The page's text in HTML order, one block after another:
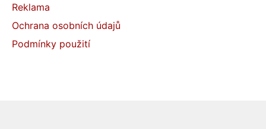
Reklama
Ochrana osobních údajů
Podmínky použití